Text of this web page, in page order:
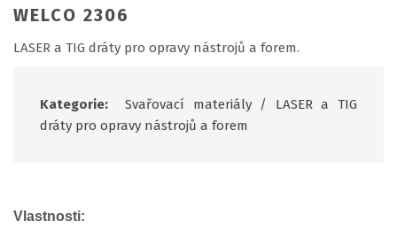
WELCO 2306
LASER a TIG dráty pro opravy nástrojů a forem.
Kategorie: Svařovací materiály/
LASER a TIG
dráty pro opravy nástrojů a forem
Vlastnosti: